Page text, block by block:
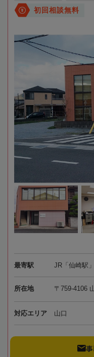
初回相談無料
最寄駅 JR「仙崎駅
所在地 〒759-4106
対応エリア 山口